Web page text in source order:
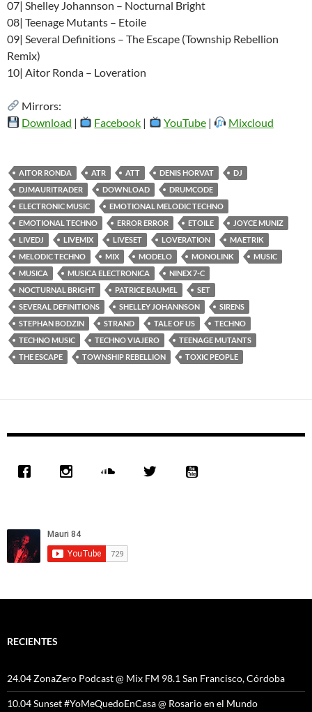
07| Shelley Johannson – Nocturnal Bright
08| Teenage Mutants – Etoile
09| Several Definitions – The Escape (Township Rebellion
Remix)
10| Aitor Ronda – Loveration
Mirrors:
Download | Facebook | YouTube| Mixcloud
AITOR RONDA ATR ATT DENIS HORVAT
DJ
DJMAURITRADER
DOWNLOAD
DRUMCODE
ELECTRONIC MUSIC
EMOTIONAL MELODIC TECHNO
EMOTIONAL TECHNO
ERROR ERROR ETOILE
JOYCE MUNIZ
LIVEDJ
LIVEMIX LIVESET LOVERATION
MAETRIK
MELODIC TECHNO
MIX MODELO MONOLINK
MUSIC
MUSICA
MUSICA ELECTRONICA
NINEX 7-C
NOCTURNAL BRIGHT
PATRICE BAUMEL
SET
SEVERAL DEFINITIONS
SHELLEY JOHANNSON
SIRENS
STEPHAN BODZIN
STRAND TALE OF US
TECHNO
TECHNO MUSIC
TECHNO VIAJERO
TEENAGE MUTANTS
THE ESCAPE
TOWNSHIP REBELLION TOXIC PEOPLE
RECIENTES
24.04 ZonaZero Podcast @ Mix FM 98.1 San Francisco, Córdoba
10.04 Sunset #YoMeQuedoEnCasa @ Rosario en el Mundo